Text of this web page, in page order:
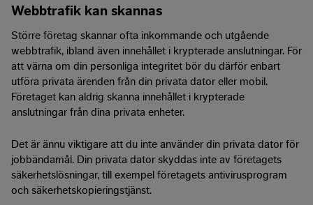
Webbtrafik kan skannas
Större företag skannar ofta inkommande och utgående
webbtrafik, ibland även innehållet i krypterade anslutningar. För
att värna om din personliga integritet bör du därför enbart
utföra privata ärenden från din privata dator eller mobil.
Företaget kan aldrig skanna innehållet i krypterade
anslutningar från dina privata enheter.
Det är ännu viktigare att du inte använder din privata dator för
jobbändamål. Din privata dator skyddas inte av företagets
säkerhetslösningar, till exempel företagets antivirusprogram
och säkerhetskopieringstjänst.